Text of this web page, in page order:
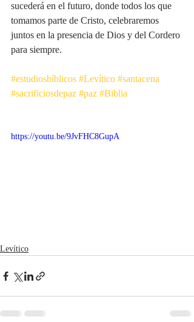
sucederá en el futuro, donde todos los que
tomamos parte de Cristo, celebraremos
juntos en la presencia de Dios y del Cordero
para siempre.
#estudiosbíblicos #Levítico #santacena
#sacrificiosdepaz #paz #Biblia
https://youtu.be/9JvFHC8GupA
Levítico